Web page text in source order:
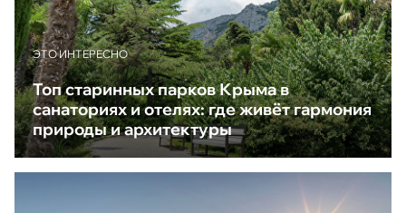
ЭТО ИНТЕРЕСНО
Топ старинных парков Крыма в
санаториях и отелях: где живёт гармония
природы и архитектуры